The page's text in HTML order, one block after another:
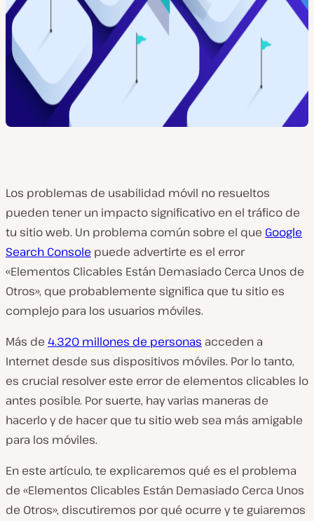
Los problemas de usabilidad móvil no resueltos
pueden tener un impacto significativo en el tráfico de
tu sitio web. Un problema común sobre el que Google
Search Console puede advertirte es el error
«Elementos Clicables Están Demasiado Cerca Unos de
Otros», que probablemente significa que tu sitio es
complejo para los usuarios móviles.
Más de 4.320 millones de personas acceden a
Internet desde sus dispositivos móviles. Por lo tanto,
es crucial resolver este error de elementos clicables lo
antes posible. Por suerte, hay varias maneras de
hacerlo y de hacer que tu sitio web sea más amigable
para los móviles.
En este artículo, te explicaremos qué es el problema
de «Elementos Clicables Están Demasiado Cerca Unos
de Otros», discutiremos por qué ocurre y te guiaremos